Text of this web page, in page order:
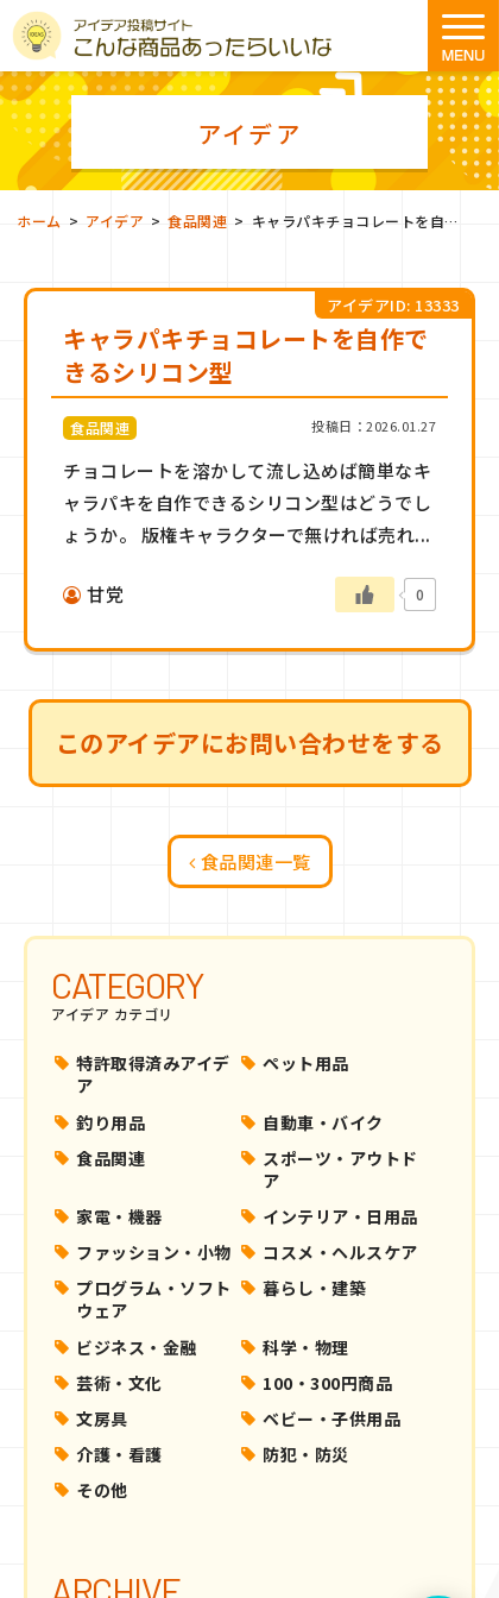
アイデア
ホーム > アイデア > 食品関連 > キャラパキチョコレートを自作できるシリコン型
キャラパキチョコレートを自作で
きるシリコン型
アイデアID: 13333
食品関連 投稿日：2026.01.27
チョコレートを溶かして流し込めば簡単なキ
ャラパキを自作できるシリコン型はどうでし
ょうか。 版権キャラクターで無ければ売れ...
甘党 0
このアイデアにお問い合わせをする
食品関連一覧
CATEGORY
アイデア カテゴリ
特許取得済みアイデ
ア
ペット用品
釣り用品
自動車・バイク
食品関連
スポーツ・アウトド
ア
家電・機器
インテリア・日用品
ファッション・小物
コスメ・ヘルスケア
プログラム・ソフト
ウェア
暮らし・建築
ビジネス・金融
科学・物理
芸術・文化
100・300円商品
文房具
ベビー・子供用品
介護・看護
防犯・防災
その他
ARCHIVE